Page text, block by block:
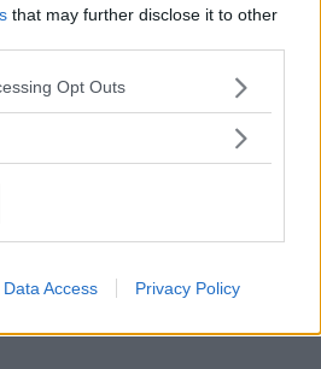
that may further disclose it to other
app uses one or more Google
usage behaviour. You may click to
purposes in below Google
Opt Outs
Data Access Privacy Policy
servad.
att sälja en.